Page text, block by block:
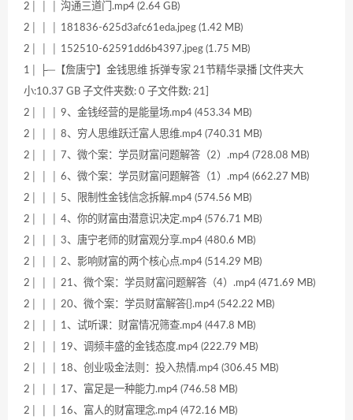
2│ │ │ 沟通三道门.mp4 (2.64 GB)
2│ │ │ 181836-625d3afc61eda.jpeg (1.42 MB)
2│ │ │ 152510-62591dd6b4397.jpeg (1.75 MB)
1│ ├─【詹唐宁】金钱思维 拆弹专家 21节精华录播 [文件夹大
小:10.37 GB 子文件夹数: 0 子文件数: 21]
2│ │ │ 9、金钱经营的是能量场.mp4 (453.34 MB)
2│ │ │ 8、穷人思维跃迁富人思维.mp4 (740.31 MB)
2│ │ │ 7、微个案：学员财富问题解答（2）.mp4 (728.08 MB)
2│ │ │ 6、微个案：学员财富问题解答（1）.mp4 (662.27 MB)
2│ │ │ 5、限制性金钱信念拆解.mp4 (574.56 MB)
2│ │ │ 4、你的财富由潜意识决定.mp4 (576.71 MB)
2│ │ │ 3、唐宁老师的财富观分享.mp4 (480.6 MB)
2│ │ │ 2、影响财富的两个核心点.mp4 (514.29 MB)
2│ │ │ 21、微个案：学员财富问题解答（4）.mp4 (471.69 MB)
2│ │ │ 20、微个案：学员财富解答{}.mp4 (542.22 MB)
2│ │ │ 1、试听课：财富情况筛查.mp4 (447.8 MB)
2│ │ │ 19、调频丰盛的金钱态度.mp4 (222.79 MB)
2│ │ │ 18、创业吸金法则：投入热情.mp4 (306.45 MB)
2│ │ │ 17、富足是一种能力.mp4 (746.58 MB)
2│ │ │ 16、富人的财富理念.mp4 (472.16 MB)